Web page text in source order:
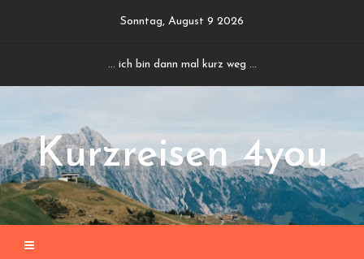
Sonntag, August 9 2026
... ich bin dann mal kurz weg ...
Kurzreisen 4you